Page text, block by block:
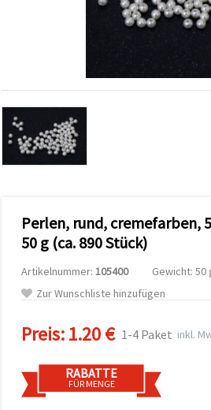
den
Datenverkehr
zu
analysieren
auch mit
Unterstützung
unserer
Analyse
und
Marketing.
Cookies
ablehnen
oder Ihre
Auswahl in
Perlen, rund, cremefarben,
50 g (ca. 890 Stück)
Artikelnummer: 105400
Gewicht: 50
Zur Wunschliste hinzufügen
Preis:1.20 € 1-4 Paket inkl.
RABATTE
FÜR MENGE